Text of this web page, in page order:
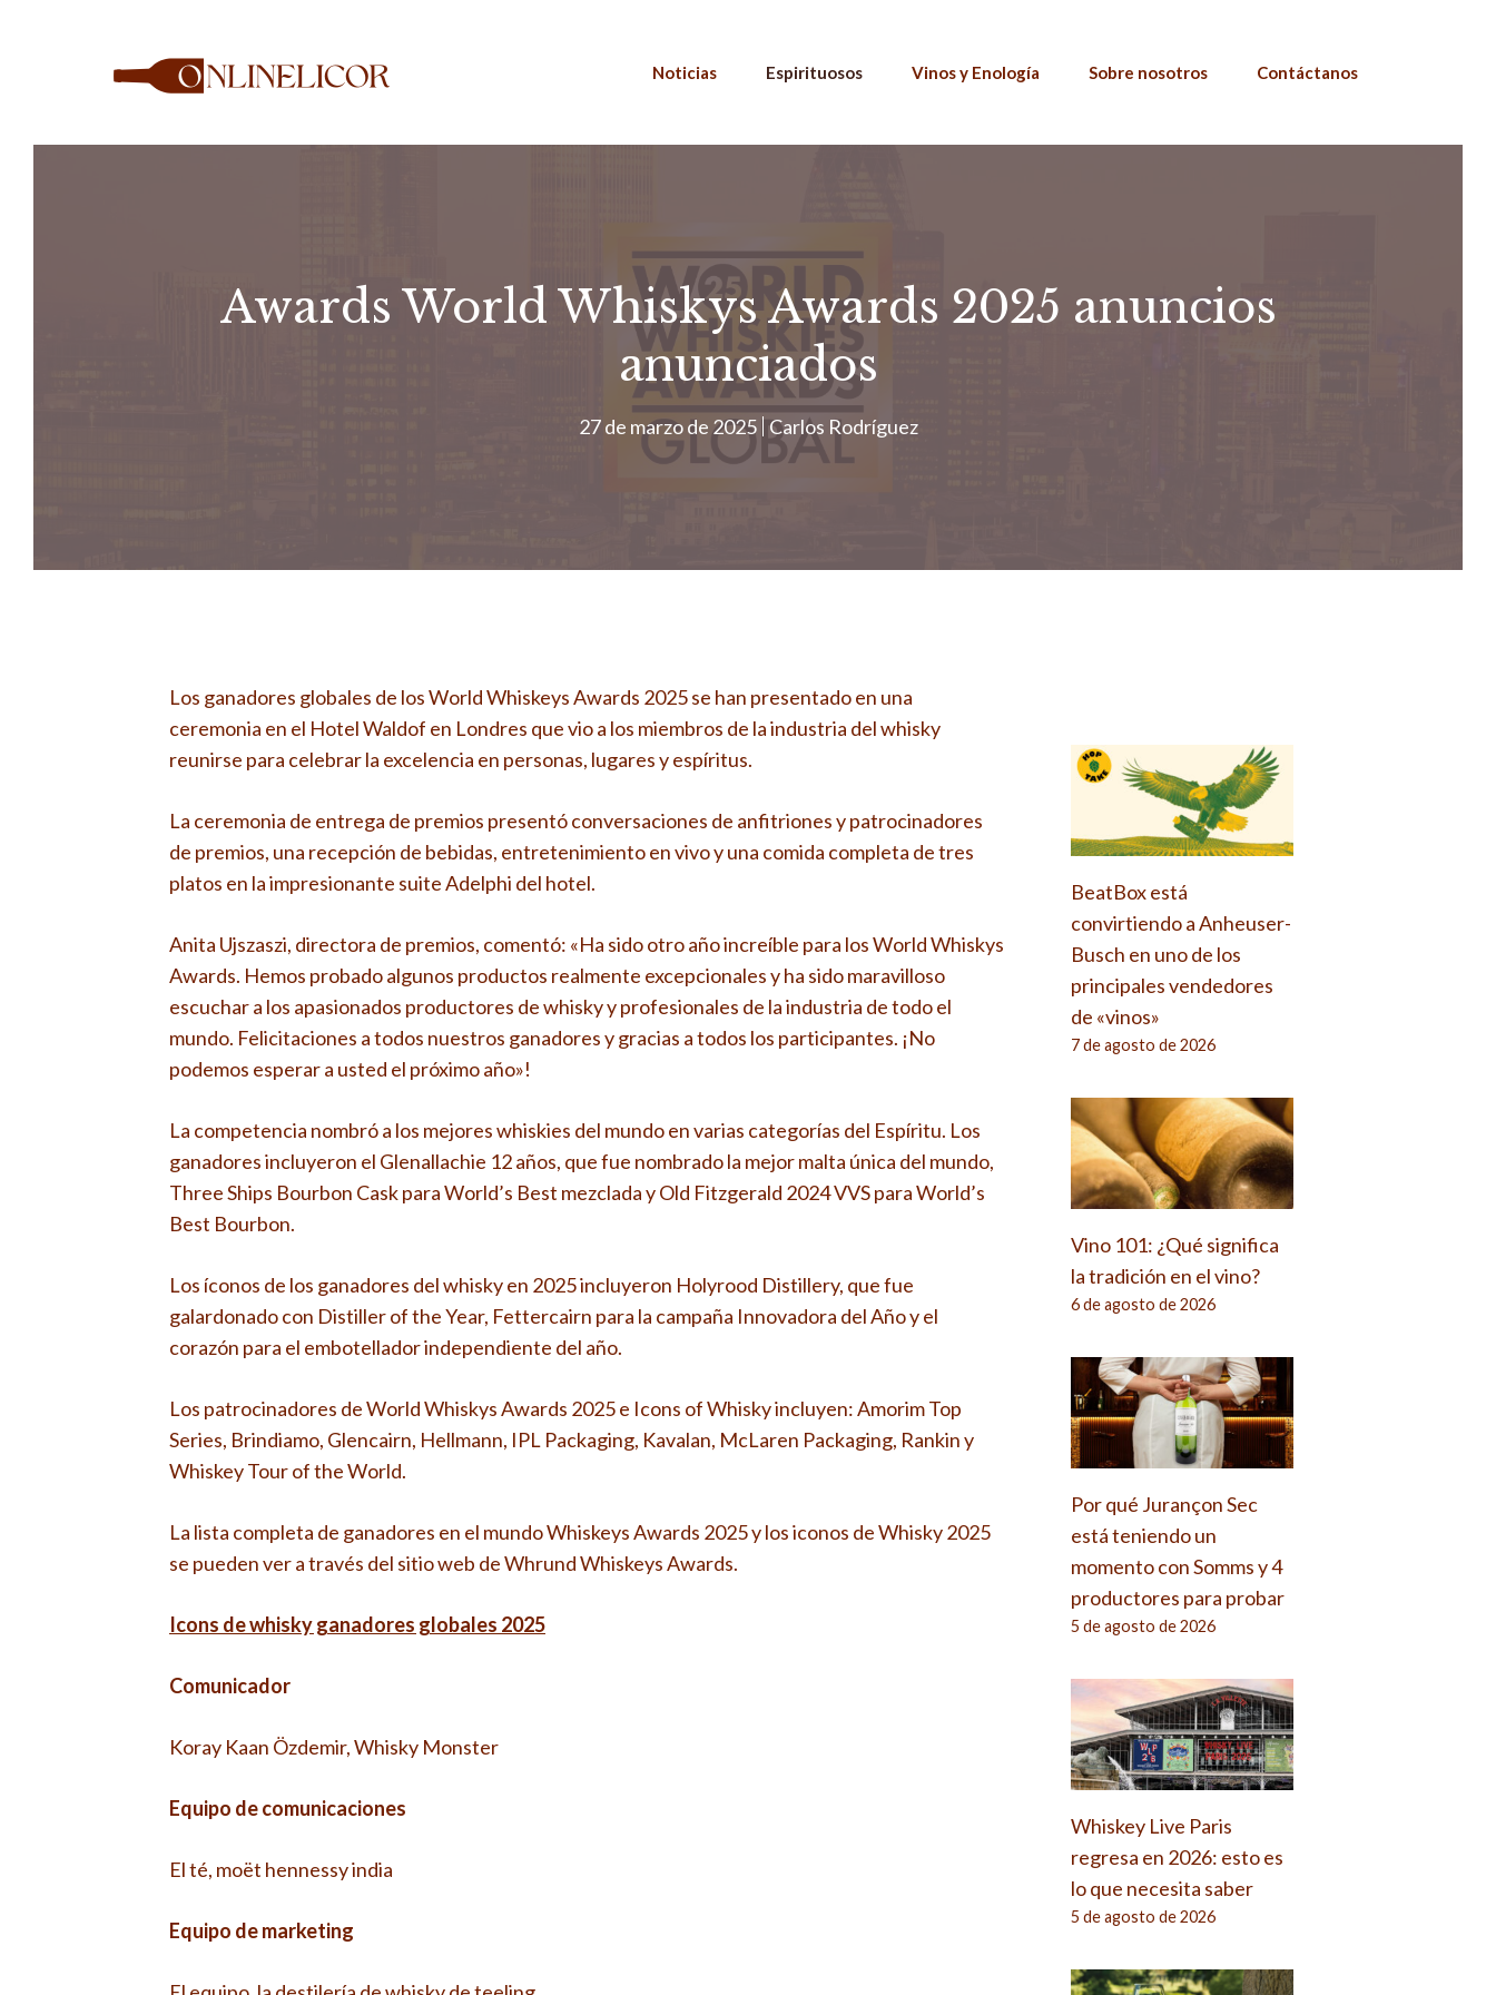
Noticias Espirituosos Vinos y Enología Sobre nosotros Contáctanos
Awards World Whiskys Awards 2025 anuncios
anunciados
27 de marzo de 2025 Carlos Rodríguez
Los ganadores globales de los World Whiskeys Awards 2025 se han presentado en una
ceremonia en el Hotel Waldof en Londres que vio a los miembros de la industria del whisky
reunirse para celebrar la excelencia en personas, lugares y espíritus.
La ceremonia de entrega de premios presentó conversaciones de anfitriones y patrocinadores
de premios, una recepción de bebidas, entretenimiento en vivo y una comida completa de tres
platos en la impresionante suite Adelphi del hotel.
Anita Ujszaszi, directora de premios, comentó: «Ha sido otro año increíble para los World Whiskys
Awards. Hemos probado algunos productos realmente excepcionales y ha sido maravilloso
escuchar a los apasionados productores de whisky y profesionales de la industria de todo el
mundo. Felicitaciones a todos nuestros ganadores y gracias a todos los participantes. ¡No
podemos esperar a usted el próximo año»!
La competencia nombró a los mejores whiskies del mundo en varias categorías del Espíritu. Los
ganadores incluyeron el Glenallachie 12 años, que fue nombrado la mejor malta única del mundo,
Three Ships Bourbon Cask para World’s Best mezclada y Old Fitzgerald 2024 VVS para World’s
Best Bourbon.
Los íconos de los ganadores del whisky en 2025 incluyeron Holyrood Distillery, que fue
galardonado con Distiller of the Year, Fettercairn para la campaña Innovadora del Año y el
corazón para el embotellador independiente del año.
Los patrocinadores de World Whiskys Awards 2025 e Icons of Whisky incluyen: Amorim Top
Series, Brindiamo, Glencairn, Hellmann, IPL Packaging, Kavalan, McLaren Packaging, Rankin y
Whiskey Tour of the World.
La lista completa de ganadores en el mundo Whiskeys Awards 2025 y los iconos de Whisky 2025
se pueden ver a través del sitio web de Whrund Whiskeys Awards.
Icons de whisky ganadores globales 2025
Comunicador
Koray Kaan Özdemir, Whisky Monster
Equipo de comunicaciones
El té, moët hennessy india
Equipo de marketing
BeatBox está
convirtiendo a Anheuser-
Busch en uno de los
principales vendedores
de «vinos»
7 de agosto de 2026
Vino 101: ¿Qué significa
la tradición en el vino?
6 de agosto de 2026
Por qué Jurançon Sec
está teniendo un
momento con Somms y 4
productores para probar
5 de agosto de 2026
Whiskey Live Paris
regresa en 2026: esto es
lo que necesita saber
5 de agosto de 2026